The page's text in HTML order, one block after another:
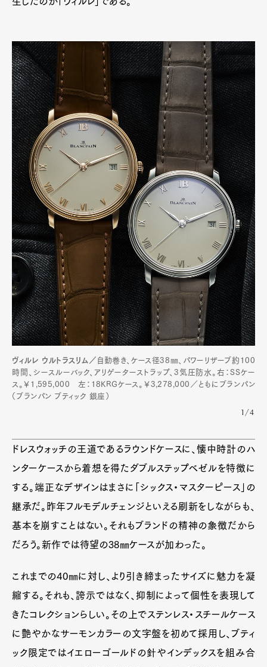
Art&DesignWatchFashion
ProductCultureLifestyle
Pen Membership
Magazine
Official Columnist
About
Contact
Pen Meet
Pen international Pen tw
ヴィルレ ウルトラスリム／ 自動巻き、ケース径38㎜、パワーリザーブ約100
時間、シースルーバック、アリゲーターストラップ、3気圧防水。右：SSケー
ス。￥1,595,000 左：18KRGケース。￥3,278,000／ともにブランパン
（ブランパン ブティック 銀座）
1/4
ドレスウォッチの王道であるラウンドケースに、懐中時計のハ
ンターケースから着想を得たダブルステップベゼルを特徴に
する。端正なデザインはまさに「シックス・マスターピース」の
継承だ。昨年フルモデルチェンジといえる刷新をしながらも、
基本を崩すことはない。それもブランドの精神の象徴だから
だろう。新作では待望の38㎜ケースが加わった。
これまでの40㎜に対し、より引き締まったサイズに魅力を凝
縮する。それも、誇示ではなく、抑制によって個性を表現して
きたコレクションらしい。その上でステンレス・スチールケース
に艶やかなサーモンカラーの文字盤を初めて採用し、ブティ
ック限定ではイエローゴールドの針やインデックスを組み合